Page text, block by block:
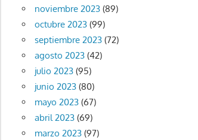
noviembre 2023(89)
octubre 2023(99)
septiembre 2023(72)
agosto 2023(42)
julio 2023(95)
junio 2023(80)
mayo 2023(67)
abril 2023(69)
marzo 2023(97)